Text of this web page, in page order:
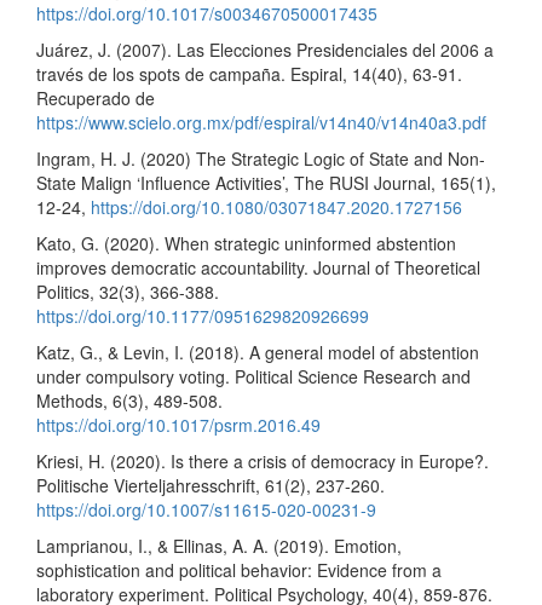
https://doi.org/10.1017/s0034670500017435
Juárez, J. (2007). Las Elecciones Presidenciales del 2006 a
través de los spots de campaña. Espiral, 14(40), 63-91.
Recuperado de
https://www.scielo.org.mx/pdf/espiral/v14n40/v14n40a3.pdf
Ingram, H. J. (2020) The Strategic Logic of State and Non-
State Malign ‘Influence Activities’, The RUSI Journal, 165(1),
12-24, https://doi.org/10.1080/03071847.2020.1727156
Kato, G. (2020). When strategic uninformed abstention
improves democratic accountability. Journal of Theoretical
Politics, 32(3), 366-388.
https://doi.org/10.1177/0951629820926699
Katz, G., & Levin, I. (2018). A general model of abstention
under compulsory voting. Political Science Research and
Methods, 6(3), 489-508.
https://doi.org/10.1017/psrm.2016.49
Kriesi, H. (2020). Is there a crisis of democracy in Europe?.
Politische Vierteljahresschrift, 61(2), 237-260.
https://doi.org/10.1007/s11615-020-00231-9
Lamprianou, I., & Ellinas, A. A. (2019). Emotion,
sophistication and political behavior: Evidence from a
laboratory experiment. Political Psychology, 40(4), 859-876.